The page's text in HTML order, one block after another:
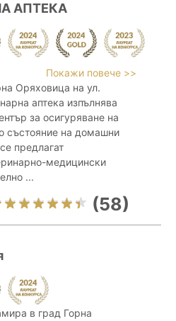
АПТЕКА
Покажи повече >>
Оряховица на ул.
аптека изпълнява
за осигуряване на
състояние на домашни
предлагат
медицински
...
(58)
в град Горна